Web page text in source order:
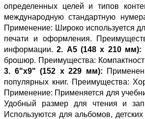
определенных целей и типов
международную стандартную
Применение: Широко используется
печати и оформления.
информации.2. A5 (148 x 210 мм):
брошюр. Преимущества:
3. 6"x9" (152 x 229 мм):
популярных книг. Преимущества:
Применение: Применяется для
Удобный размер для чтения и
Используются для альбомов,